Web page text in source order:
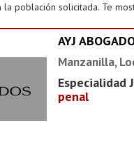
población solicitada. Te
AYJ
Manzanilla,
Especialidad
penal